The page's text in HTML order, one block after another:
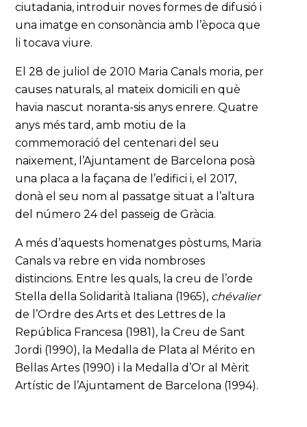
ciutadania, introduir noves formes de difusió i
una imatge en consonància amb l’època que
li tocava viure.
El 28 de juliol de 2010 Maria Canals moria, per
causes naturals, al mateix domicili en què
havia nascut noranta-sis anys enrere. Quatre
anys més tard, amb motiu de la
commemoració del centenari del seu
naixement, l’Ajuntament de Barcelona posà
una placa a la façana de l’edifici i, el 2017,
donà el seu nom al passatge situat a l’altura
del número 24 del passeig de Gràcia.
A més d’aquests homenatges pòstums, Maria
Canals va rebre en vida nombroses
distincions. Entre les quals, la creu de l’orde
Stella della Solidarità Italiana (1965), chévalier
de l’Ordre des Arts et des Lettres de la
República Francesa (1981), la Creu de Sant
Jordi (1990), la Medalla de Plata al Mérito en
Bellas Artes (1990) i la Medalla d’Or al Mèrit
Artístic de l’Ajuntament de Barcelona (1994).